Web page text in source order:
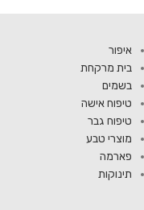
איפור
בית מרקחת
בשמים
טיפוח אישה
טיפוח גבר
מוצרי טבע
פארמה
תינוקות